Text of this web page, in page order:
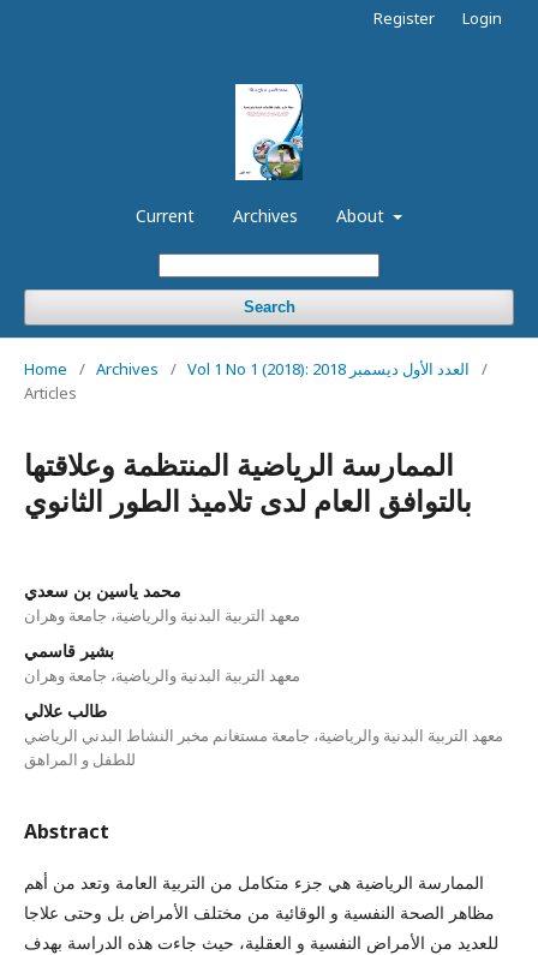
Current Archives About
Search
Register Login
Home / Archives / Vol 1 No 1 (2018): العدد الأول ديسمبر 2018
/
Articles
الممارسة الرياضية المنتظمة وعلاقتها
بالتوافق العام لدى تلاميذ الطور الثانوي
محمد ياسين بن سعدي
معهد التربية البدنية والرياضية، جامعة وهران
بشير قاسمي
معهد التربية البدنية والرياضية، جامعة وهران
طالب علالي
معهد التربية البدنية والرياضية، جامعة مستغانم مخبر النشاط البدني الرياضي
للطفل و المراهق
Abstract
الممارسة الرياضية هي جزء متكامل من التربية العامة وتعد من أهم
مظاهر الصحة النفسية و الوقائية من مختلف الأمراض بل وحتى علاجا
للعديد من الأمراض النفسية و العقلية، حيث جاءت هذه الدراسة بهدف